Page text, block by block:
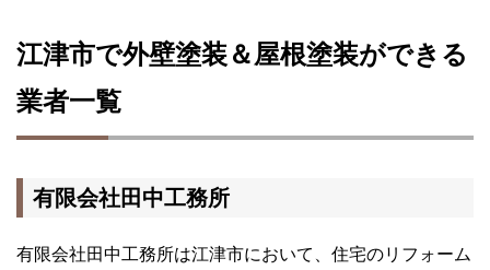
江津市で外壁塗装＆屋根塗装ができる
業者一覧
有限会社田中工務所
有限会社田中工務所は江津市において、住宅のリフォーム